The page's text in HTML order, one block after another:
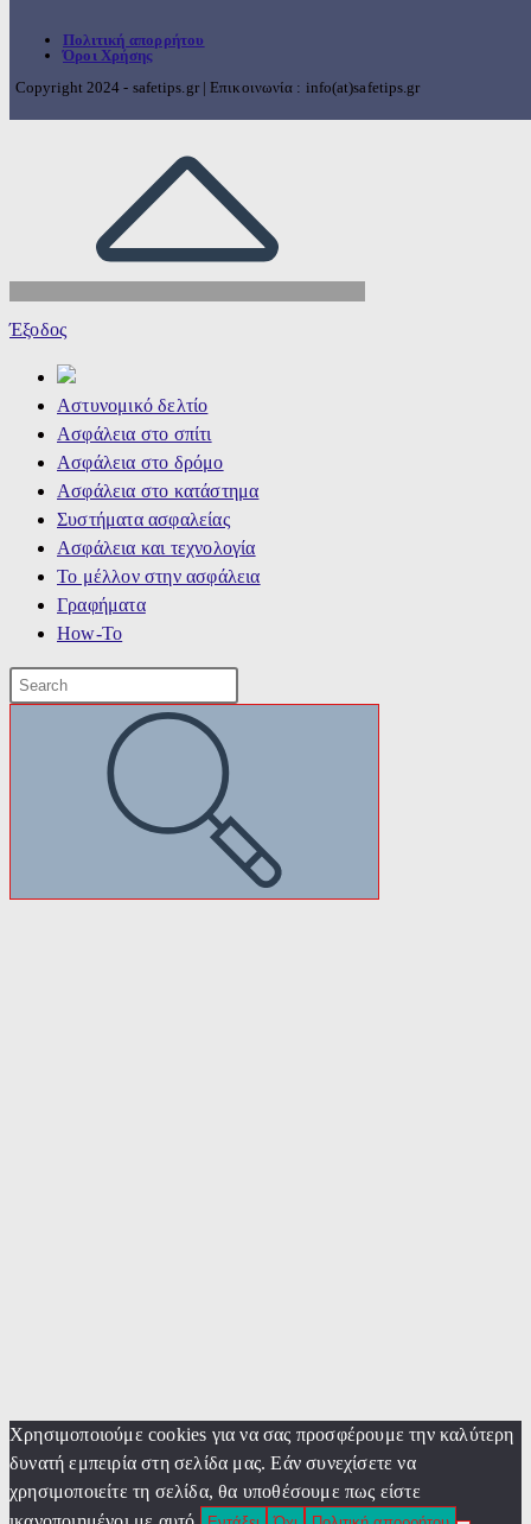
Πολιτική απορρήτου
Όροι Χρήσης
Copyright 2024 - safetips.gr | Επικοινωνία : info(at)safetips.gr
Έξοδος
Αστυνομικό δελτίο
Ασφάλεια στο σπίτι
Ασφάλεια στο δρόμο
Ασφάλεια στο κατάστημα
Συστήματα ασφαλείας
Ασφάλεια και τεχνολογία
Το μέλλον στην ασφάλεια
Γραφήματα
How-To
Χρησιμοποιούμε cookies για να σας προσφέρουμε την καλύτερη
δυνατή εμπειρία στη σελίδα μας. Εάν συνεχίσετε να
χρησιμοποιείτε τη σελίδα, θα υποθέσουμε πως είστε